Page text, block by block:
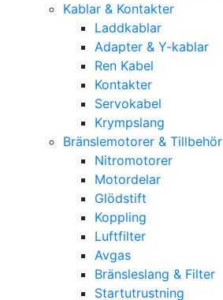
Kablar & Kontakter
Laddkablar
Adapter & Y-kablar
Ren Kabel
Kontakter
Servokabel
Krympslang
Bränslemotorer & Tillbehör
Nitromotorer
Motordelar
Glödstift
Koppling
Luftfilter
Avgas
Bränsleslang & Filter
Startutrustning